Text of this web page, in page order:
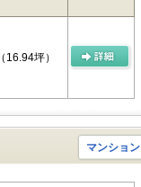
（16.94坪）
マンション